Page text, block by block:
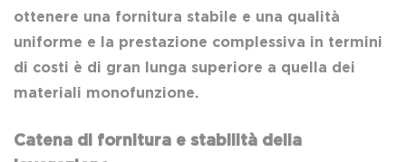
ottenere una fornitura stabile e una qualità
uniforme e la prestazione complessiva in termini
di costi è di gran lunga superiore a quella dei
materiali monofunzione.
Catena di fornitura e stabilità della